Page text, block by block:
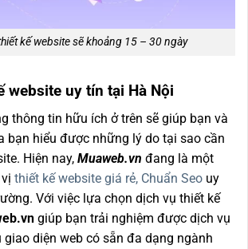
kế website sẽ khoảng 15 – 30 ngày
website uy tín tại Hà Nội
thông tin hữu ích ở trên sẽ giúp bạn và
bạn hiểu được những lý do tại sao cần
Hiện nay, Muaweb.vn đang là một
thiết kế website giá rẻ, Chuẩn Seo uy
Với việc lựa chọn dịch vụ thiết kế
giúp bạn trải nghiệm được dịch vụ
diện web có sẵn đa dạng ngành